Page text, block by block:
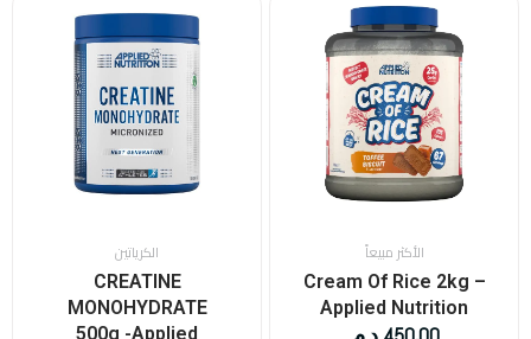
الأكثر مبيعاً
Cream Of Rice 2kg –
Applied Nutrition
صفحة
المنتج
الكرياتين
CREATINE
MONOHYDRATE
500g -Applied